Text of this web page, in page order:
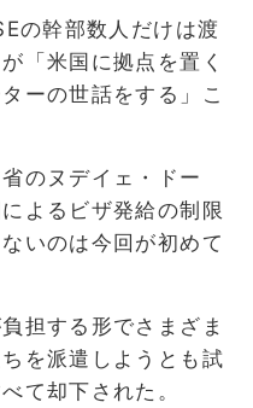
の幹部数人だけは渡
「米国に拠点を置く
ーの世話をする」こ
のヌデイェ・ドー
よるビザ発給の制限
いのは今回が初めて
担する形でさまざま
を派遣しようとも試
て却下された。